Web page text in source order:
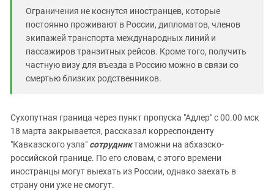
Ограничения не коснутся иностранцев, которые
постоянно проживают в России, дипломатов, членов
экипажей транспорта международных линий и
пассажиров транзитных рейсов. Кроме того, получить
частную визу для въезда в Россию можно в связи со
смертью близких родственников.
Сухопутная граница через пункт пропуска "Адлер" с 00.00 мск
18 марта закрывается, рассказал корреспонденту
"Кавказского узла" сотрудниктаможни на абхазско-
российской границе. По его словам, с этого времени
иностранцы могут выехать из России, однако заехать в
страну они уже не смогут.